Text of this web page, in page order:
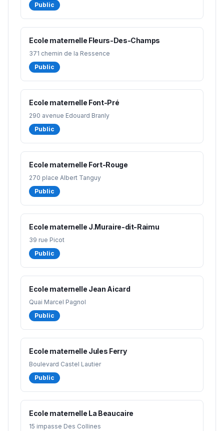
Public
Ecole maternelle Fleurs-Des-Champs
371 chemin de la Ressence
Public
Ecole maternelle Font-Pré
290 avenue Edouard Branly
Public
Ecole maternelle Fort-Rouge
270 place Albert Tanguy
Public
Ecole maternelle J.Muraire-dit-Raimu
39 rue Picot
Public
Ecole maternelle Jean Aicard
Quai Marcel Pagnol
Public
Ecole maternelle Jules Ferry
Boulevard Castel Lautier
Public
Ecole maternelle La Beaucaire
15 impasse Des Collines